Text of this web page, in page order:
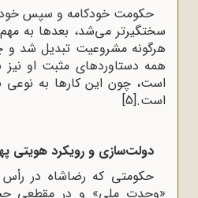
حکومت خودکامه و سپس
سختگیرتر می‌شد، بعدها به
هرگونه مشروعیت تبدیل شد و
همه دستاوردهای مثبت او نیز
است، چون این کارها به نوعی
است.[5]
دولت‌سازی و رویکرد هویتی
حکومتی که رضاشاه در رأس
«وحدت ملی» و در مقطعی